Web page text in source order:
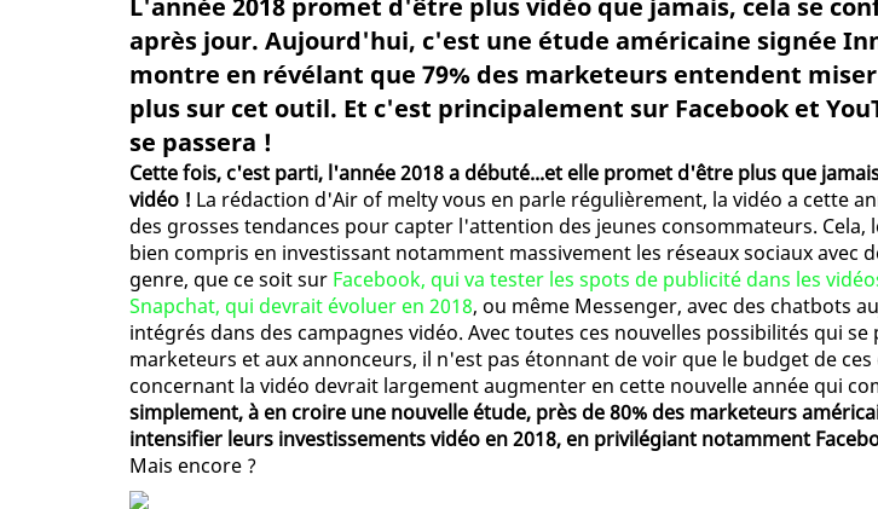
L'année 2018 promet d'être plus vidéo que jamais, cela se
après jour. Aujourd'hui, c'est une étude américaine signée
montre en révélant que 79% des marketeurs entendent
plus sur cet outil. Et c'est principalement sur Facebook et
se passera !
Cette fois, c'est parti, l'année 2018 a débuté...et elle promet d'être plus que
vidéo ! La rédaction d'Air of melty vous en parle régulièrement, la vidéo a cette
des grosses tendances pour capter l'attention des jeunes consommateurs. Cela,
bien compris en investissant notamment massivement les réseaux sociaux avec
genre, que ce soit sur Facebook, qui va tester les spots de publicité dans les
Snapchat, qui devrait évoluer en 2018, ou même Messenger, avec des chatbots
intégrés dans des campagnes vidéo. Avec toutes ces nouvelles possibilités qui
marketeurs et aux annonceurs, il n'est pas étonnant de voir que le budget de
concernant la vidéo devrait largement augmenter en cette nouvelle année qui
simplement, à en croire une nouvelle étude, près de 80% des marketeurs
intensifier leurs investissements vidéo en 2018, en privilégiant notamment
Mais encore ?